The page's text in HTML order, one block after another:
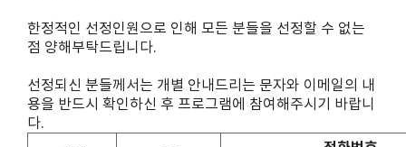
한정적인 선정인원으로 인해 모든 분들을 선정할 수 없는
점 양해부탁드립니다.
선정되신 분들께서는 개별 안내드리는 문자와 이메일의 내
용을 반드시 확인하신 후 프로그램에 참여해주시기 바랍니
다.